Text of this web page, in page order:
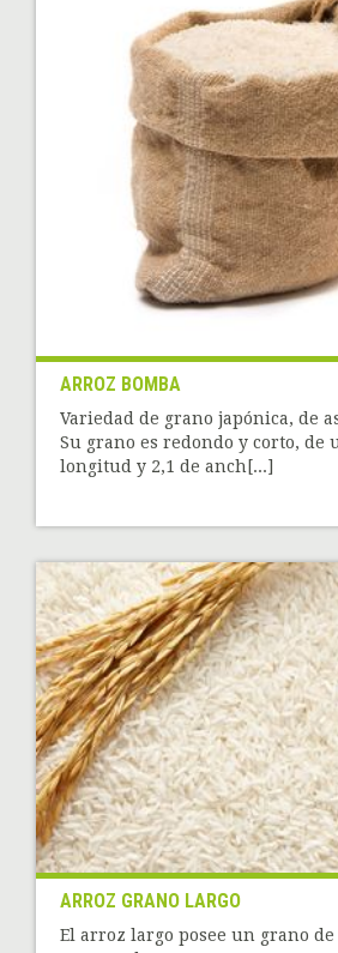
ARROZ BOMBA
Variedad de grano japónica, de
Su grano es redondo y corto, de
longitud y 2,1 de anch[...]
ARROZ GRANO LARGO
El arroz largo posee un grano